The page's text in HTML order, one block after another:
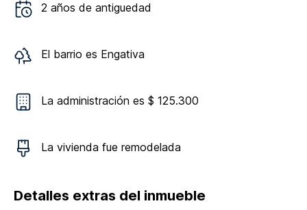
2 años de antiguedad
El barrio es Engativa
La administración es $ 125.300
La vivienda fue remodelada
Detalles extras del inmueble